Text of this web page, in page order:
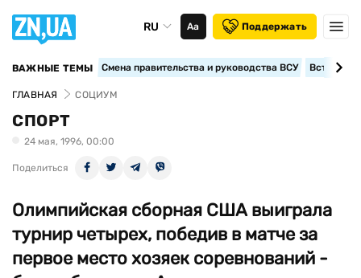
RU Аа Поддержать
ВАЖНЫЕ ТЕМЫ Смена правительства и руководства ВСУ
ГЛАВНАЯ СОЦИУМ
СПОРТ
24 мая, 1996, 00:00
Поделиться
Олимпийская сборная США выиграла
турнир четырех, победив в матче за
первое место хозяек соревнований -